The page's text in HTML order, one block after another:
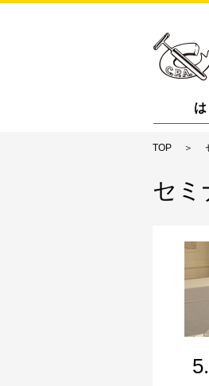
TOP
セミ